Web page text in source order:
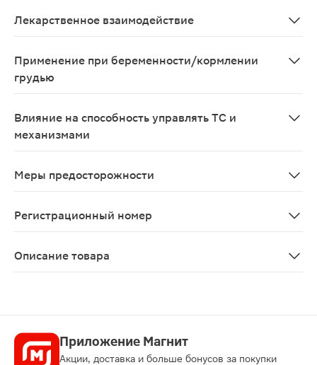
Лекарственное взаимодействие
Применение при беременности/кормлении
грудью
Влияние на способность управлять ТС и
механизмами
Меры предосторожности
Регистрационный номер
Описание товара
Приложение Магнит
Акции, доставка и больше бонусов за покупки